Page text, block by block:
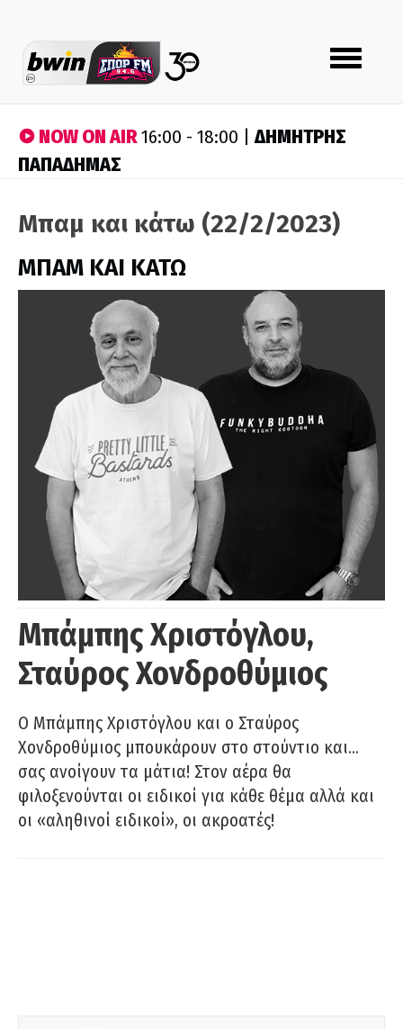
Toggle
navigation
NOW ON AIR16:00 - 18:00 |ΔΗΜΗΤΡΗΣ
ΠΑΠΑΔΗΜΑΣ
Μπαμ και κάτω (22/2/2023)
ΜΠΑΜ ΚΑΙ ΚΑΤΩ
Μπάμπης Χριστόγλου,
Σταύρος Χονδροθύμιος
O Μπάμπης Χριστόγλου και ο Σταύρος
Χονδροθύμιος μπουκάρουν στο στούντιο και…
σας ανοίγουν τα μάτια! Στον αέρα θα
φιλοξενούνται οι ειδικοί για κάθε θέμα αλλά και
οι «αληθινοί ειδικοί», οι ακροατές!